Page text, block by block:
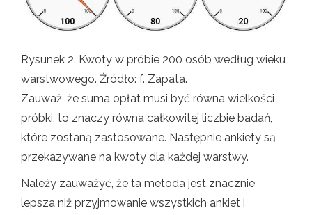
Rysunek 2. Kwoty w próbie 200 osób według wieku
warstwowego. Źródło: f. Zapata.
Zauważ, że suma opłat musi być równa wielkości
próbki, to znaczy równa całkowitej liczbie badań,
które zostaną zastosowane. Następnie ankiety są
przekazywane na kwoty dla każdej warstwy.
Należy zauważyć, że ta metoda jest znacznie
lepsza niż przyjmowanie wszystkich ankiet i